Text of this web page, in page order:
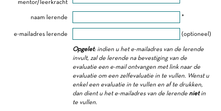
mentor/leerkracht
naam lerende *
e-mailadres lerende (optioneel)
Opgelet: indien u het e-mailadres van de lerende
invult, zal de lerende na bevestiging van de
evaluatie een e-mail ontvangen met link naar de
evaluatie om een zelfevaluatie in te vullen. Wenst u
enkel een evaluatie in te vullen en af te drukken,
dan dient u het e-mailadres van de lerende nietin
te vullen.